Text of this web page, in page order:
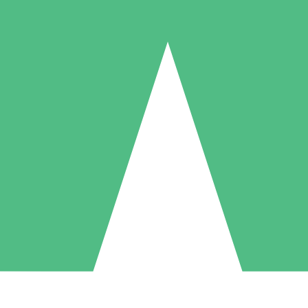
Packs de Crédits Individuels
à l'utilisation avec des crédits de téléchargement. Sans engagement
5 Téléchargements
US$